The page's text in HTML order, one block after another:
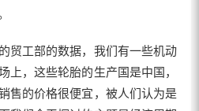
工部的数据，我们有一些机动
上，这些轮胎的生产国是中国，
售的价格很便宜，被人们认为是